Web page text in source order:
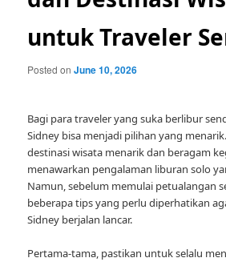
untuk Traveler
Posted onJune 10, 2026
Bagi para traveler yang suka berlibur
Sidney bisa menjadi pilihan yang
destinasi wisata menarik dan beragam
menawarkan pengalaman liburan solo
Namun, sebelum memulai petualangan
beberapa tips yang perlu diperhatikan
Sidney berjalan lancar.
Pertama-tama, pastikan untuk selalu